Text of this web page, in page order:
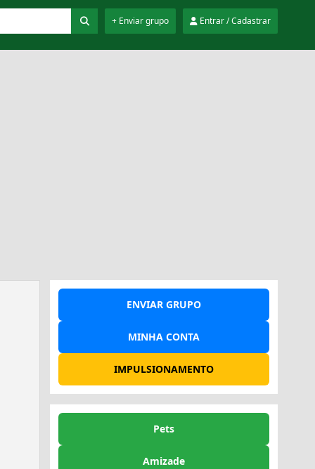
Entrar / Cadastrar
+ Enviar grupo
ENVIAR GRUPO
MINHA CONTA
IMPULSIONAMENTO
Pets
Amizade